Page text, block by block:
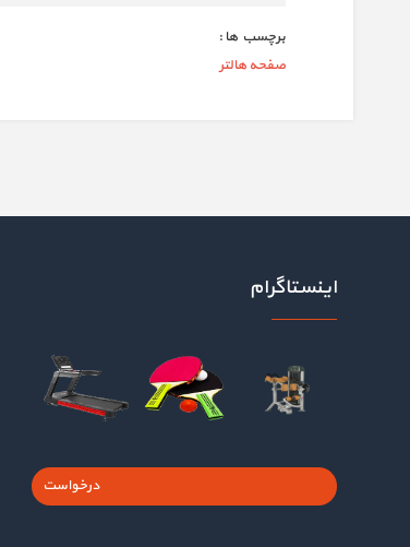
برچسب ها :
صفحه هالتر
اینستاگرام
درخواست